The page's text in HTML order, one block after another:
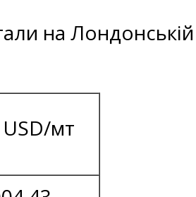
на Лондонській
USD/мт